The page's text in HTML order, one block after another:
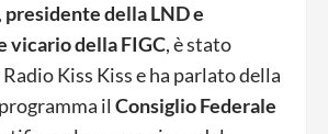
, presidente della LND e
vicario della FIGC, è stato
Kiss Kiss e ha parlato della
il ConsiglioFederale